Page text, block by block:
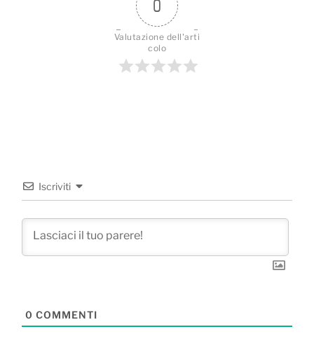
0
Valutazione dell'arti
colo
Iscriviti
0 COMMENTI